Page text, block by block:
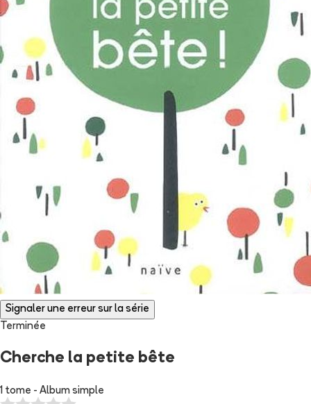
Signaler une erreur sur la série
Terminée
Cherche la petite bête
1 tome - Album simple